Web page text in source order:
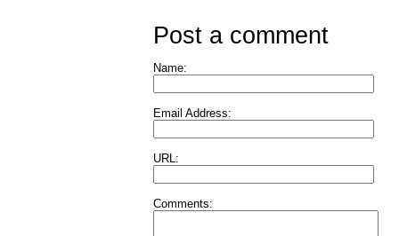
Post a comment
Name:
Email Address:
URL:
Comments: